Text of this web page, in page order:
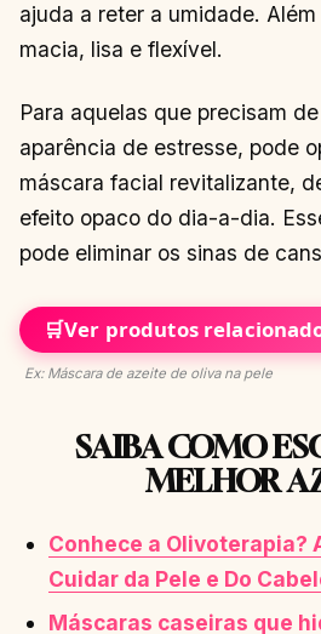
ajuda a reter a umidade.
macia, lisa e flexível.
Para aquelas que precisam
aparência de estresse, pode
máscara facial revitalizante,
efeito opaco do dia-a-dia.
pode eliminar os sinas de
🛒Ver produtos
Ex: Máscara de azeite de oliva na pele
SAIBA COMO
MELHOR
Conhece a Olivoterapia?
Cuidar da Pele e Do
Máscaras caseiras que